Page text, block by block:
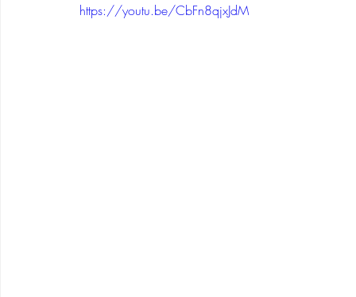
https://youtu.be/CbFn8qjxJdM